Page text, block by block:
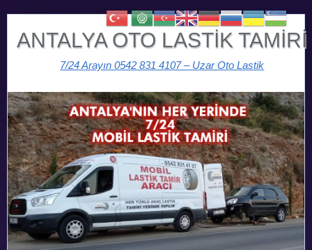
ANTALYA OTO LASTİK TAMİRİ
7/24 Arayın 0542 831 4107 – Uzar Oto Lastik